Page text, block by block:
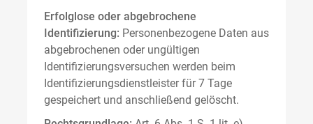
Erfolglose oder abgebrochene
Identifizierung: Personenbezogene Daten aus
abgebrochenen oder ungültigen
Identifizierungsversuchen werden beim
Identifizierungsdienstleister für 7 Tage
gespeichert und anschließend gelöscht.